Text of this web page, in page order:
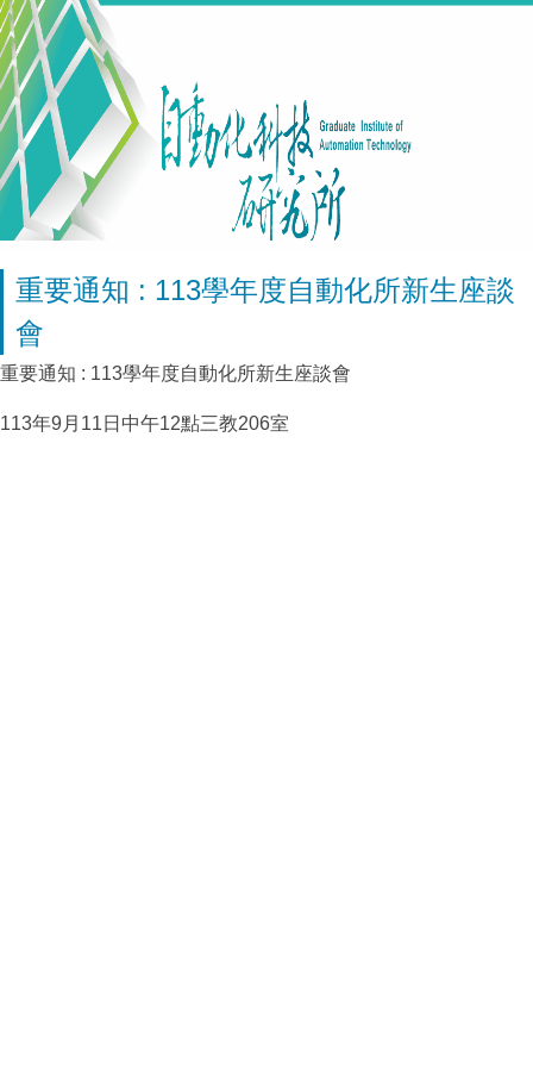
重要通知 : 113學年度自動化所新生座談
會
重要通知 : 113學年度自動化所新生座談會
113年9月11日中午12點三教206室